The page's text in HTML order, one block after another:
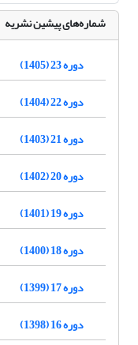
شماره‌های پیشین نشریه
دوره 23 (1405)
دوره 22 (1404)
دوره 21 (1403)
دوره 20 (1402)
دوره 19 (1401)
دوره 18 (1400)
دوره 17 (1399)
دوره 16 (1398)